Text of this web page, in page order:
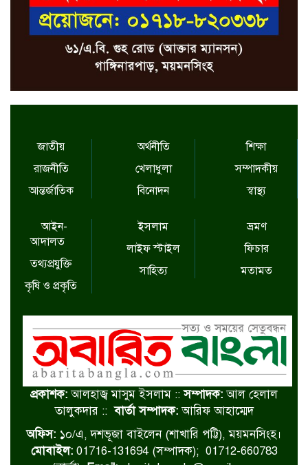
জাতীয়
রাজনীতি
আন্তর্জাতিক
অর্থনীতি
খেলাধুলা
বিনোদন
শিক্ষা
সম্পাদকীয়
স্বাস্থ্য
আইন-
আদালত
তথ্যপ্রযুক্তি
কৃষি ও প্রকৃতি
ইসলাম
লাইফ স্টাইল
সাহিত্য
ভ্রমণ
ফিচার
মতামত
প্রকাশক:আলহাজ্ব মাসুম ইসলাম ::সম্পাদক:আল হেলাল
তালুকদার ::বার্তা সম্পাদক:আরিফ আহাম্মেদ
অফিস: ১০/এ, দশভূজা বাইলেন (শাখারি পট্টি), ময়মনসিংহ।
মোবাইল:01716-131694 (সম্পাদক); 01712-660783